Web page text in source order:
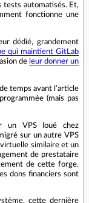
tests automatisés. Et,
fonctionne une
dédié, grandement
qui maintient GitLab
de leur donner un
temps avant lʼarticle
(mais pas
un VPS loué chez
sur un autre VPS
similaire et un
de prestataire
de cette forge.
dons financiers sont
cette dernière